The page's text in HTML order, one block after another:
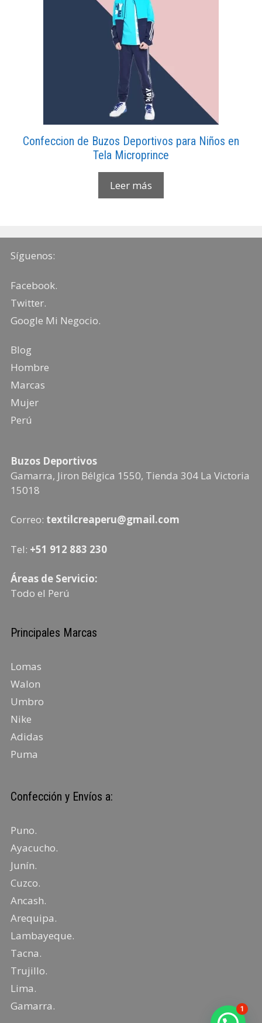
Confeccion de Buzos Deportivos para Niños en
Tela Microprince
Leer más
Síguenos:
Facebook.
Twitter.
Google Mi Negocio.
Blog
Hombre
Marcas
Mujer
Perú
Buzos Deportivos
Gamarra, Jiron Bélgica 1550, Tienda 304 La Victoria
15018
Correo: textilcreaperu@gmail.com
Tel: +51 912 883 230
Áreas de Servicio:
Todo el Perú
Principales Marcas
Lomas
Walon
Umbro
Nike
Adidas
Puma
Confección y Envíos a:
Puno.
Ayacucho.
Junín.
Cuzco.
Ancash.
Arequipa.
Lambayeque.
Tacna.
Trujillo.
Lima.
Gamarra. 1